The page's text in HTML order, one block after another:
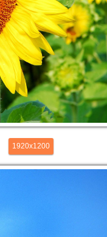
1920x1200